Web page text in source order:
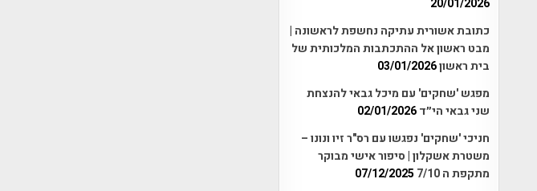
20/01/2026
כתובת אשורית עתיקה נחשפת לראשונה |
מבט ראשון אל ההתכתבות המלכותית של
בית ראשון03/01/2026
מפגש 'שחקים' עם מיכל גבאי להנצחת
שני גבאי הי״ד02/01/2026
חניכי 'שחקים' נפגשו עם רס"ר זיו ונונו –
משטרת אשקלון | סיפור אישי מבוקר
מתקפת ה 7/10
07/12/2025